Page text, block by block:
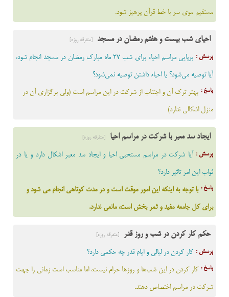
مستقيم موي سر با خط قرآن پرهيز شود.
احیای شب بیست و هفتم رمضان در مسجد [متفرقه روزه]
پرسش :
برپایی مراسم احیاء برای شب 27 ماه مبارک رمضان در مسجد انجام شود،
آیا توصیه می‌شود؟ یا احیاء داشتن توصیه نمی‌شود؟
پاسخ : بهتر ترک آن و اجتناب از شرکت در این مراسم است (ولی برگزاری آن در
منزل اشکالی ندارد)
ایجاد سد معبر با شرکت در مراسم احیا [متفرقه روزه]
پرسش : آیا شرکت در مراسم مستحبی احیا و ایجاد سد معبر اشکال دارد و یا در
ثواب این امر تاثیر دارد؟
پاسخ : با توجه به اینکه این امور موقت است و در مدت کوتاهی انجام می شود و
برای کل جامعه مفید و ثمر بخش است، مانعی ندارد.
حکم کار کردن در شب و روز قدر [متفرقه روزه]
پرسش : کار کردن در لیالی و ایام قدر چه حکمی دارد؟
پاسخ : کار کردن در این شب‌ها و روزها حرام نیست، اما مناسب است زمانی را جهت
شرکت در مراسم اختصاص دهند.